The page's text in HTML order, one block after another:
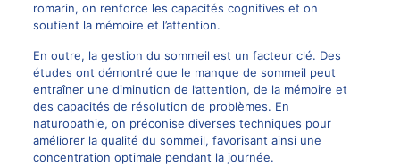
romarin, on renforce les capacités cognitives et on
soutient la mémoire et l’attention.
En outre, la gestion du sommeil est un facteur clé. Des
études ont démontré que le manque de sommeil peut
entraîner une diminution de l’attention, de la mémoire et
des capacités de résolution de problèmes. En
naturopathie, on préconise diverses techniques pour
améliorer la qualité du sommeil, favorisant ainsi une
concentration optimale pendant la journée.